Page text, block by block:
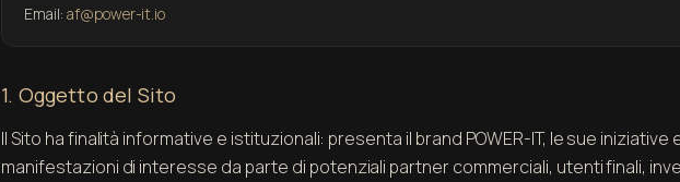
Email: af@power-it.io
1. Oggetto del Sito
Il Sito ha finalità informative e istituzionali: presenta il brand POWER-IT, le sue iniziative
manifestazioni di interesse da parte di potenziali partner commerciali, utenti finali,